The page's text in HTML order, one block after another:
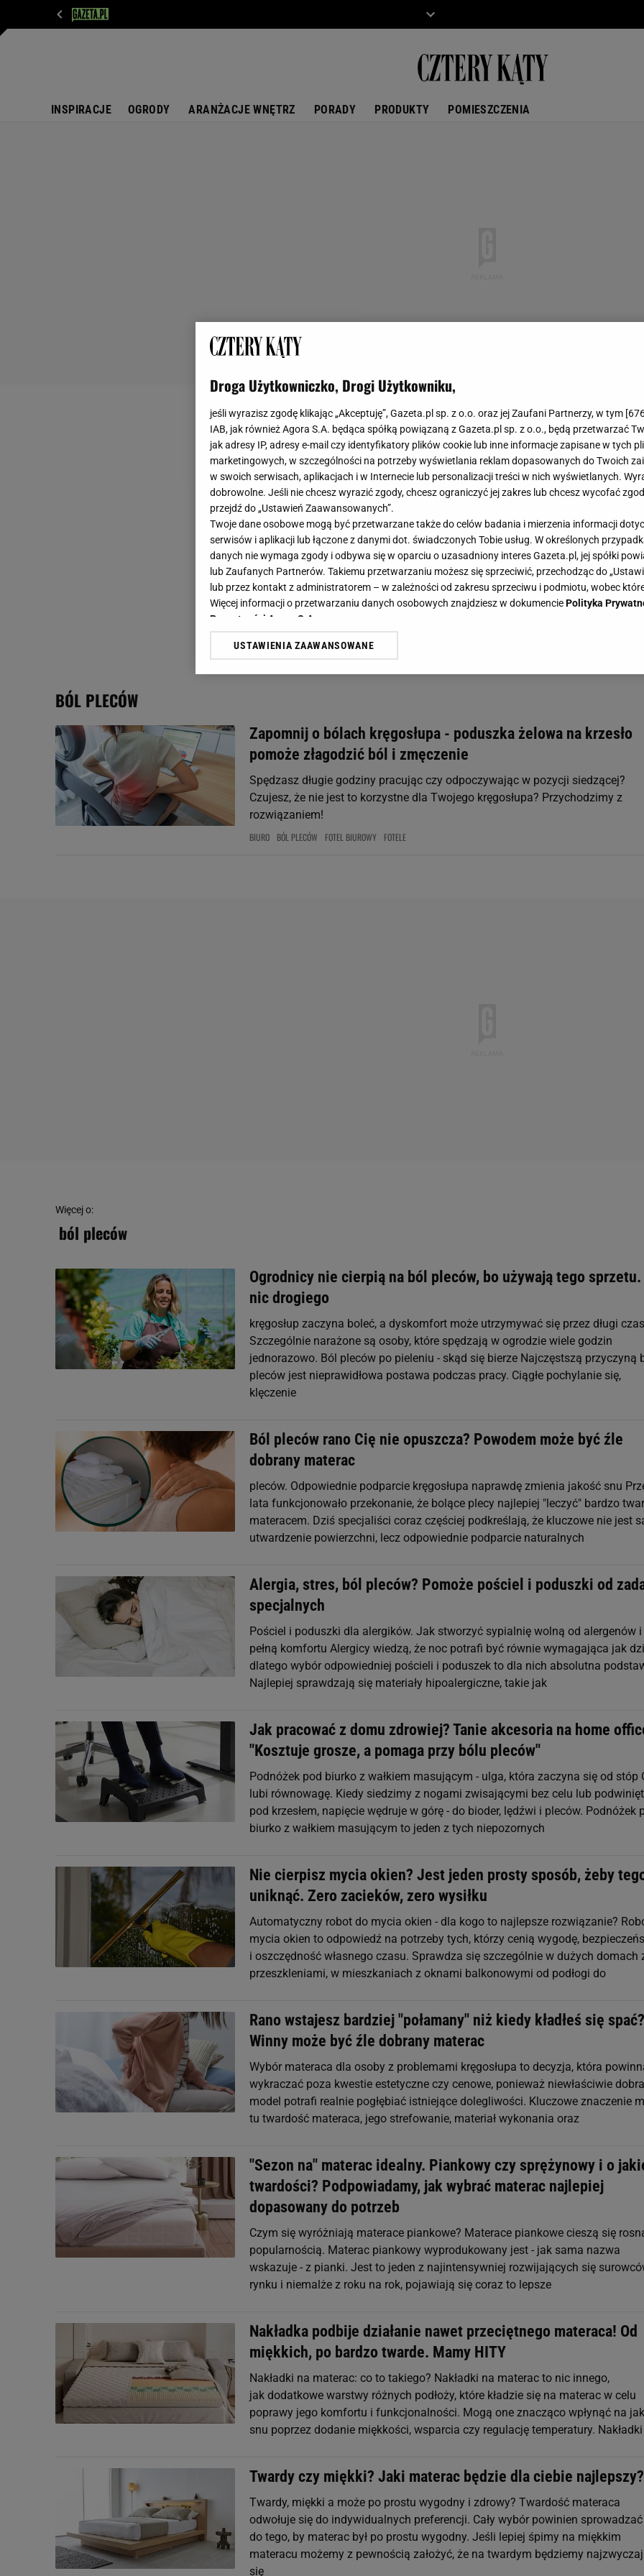
INSPIRACJE OGRODY ARANŻACJE WNĘTRZ PORADY PRODUKTY POMIESZCZENIA
BÓL PLECÓW
Zapomnij o bólach kręgosłupa - poduszka żelowa na krzesło
pomoże złagodzić ból i zmęczenie
Spędzasz długie godziny pracując czy odpoczywając w pozycji siedzącej?
Czujesz, że nie jest to korzystne dla Twojego kręgosłupa? Przychodzimy z
rozwiązaniem!
BIURO BÓL PLECÓW FOTEL BIUROWY FOTELE
Więcej o:
ból pleców
Ogrodnicy nie cierpią na ból pleców, bo używają tego sprzetu.
nic drogiego
kręgosłup zaczyna boleć, a dyskomfort może utrzymywać się przez długi
Szczególnie narażone są osoby, które spędzają w ogrodzie wiele godzin
jednorazowo. Ból pleców po pieleniu - skąd się bierze Najczęstszą przyczyną
pleców jest nieprawidłowa postawa podczas pracy. Ciągłe pochylanie się,
klęczenie
Ból pleców rano Cię nie opuszcza? Powodem może być źle
dobrany materac
pleców. Odpowiednie podparcie kręgosłupa naprawdę zmienia jakość snu
lata funkcjonowało przekonanie, że bolące plecy najlepiej "leczyć" bardzo
materacem. Dziś specjaliści coraz częściej podkreślają, że kluczowe nie jest
utwardzenie powierzchni, lecz odpowiednie podparcie naturalnych
Alergia, stres, ból pleców? Pomoże pościel i poduszki od
specjalnych
Pościel i poduszki dla alergików. Jak stworzyć sypialnię wolną od alergenów i
pełną komfortu Alergicy wiedzą, że noc potrafi być równie wymagająca jak
dlatego wybór odpowiedniej pościeli i poduszek to dla nich absolutna
Najlepiej sprawdzają się materiały hipoalergiczne, takie jak
Jak pracować z domu zdrowiej? Tanie akcesoria na home
"Kosztuje grosze, a pomaga przy bólu pleców"
Podnóżek pod biurko z wałkiem masującym - ulga, która zaczyna się od stóp
lubi równowagę. Kiedy siedzimy z nogami zwisającymi bez celu lub
pod krzesłem, napięcie wędruje w górę - do bioder, lędźwi i pleców. Podnóżek
biurko z wałkiem masującym to jeden z tych niepozornych
Nie cierpisz mycia okien? Jest jeden prosty sposób, żeby
uniknąć. Zero zacieków, zero wysiłku
Automatyczny robot do mycia okien - dla kogo to najlepsze rozwiązanie?
mycia okien to odpowiedź na potrzeby tych, którzy cenią wygodę,
i oszczędność własnego czasu. Sprawdza się szczególnie w dużych domach
przeszkleniami, w mieszkaniach z oknami balkonowymi od podłogi do
Rano wstajesz bardziej "połamany" niż kiedy kładłeś się spać?
Winny może być źle dobrany materac
Wybór materaca dla osoby z problemami kręgosłupa to decyzja, która
wykraczać poza kwestie estetyczne czy cenowe, ponieważ niewłaściwie
model potrafi realnie pogłębiać istniejące dolegliwości. Kluczowe znaczenie
tu twardość materaca, jego strefowanie, materiał wykonania oraz
"Sezon na" materac idealny. Piankowy czy sprężynowy i o
twardości? Podpowiadamy, jak wybrać materac najlepiej
dopasowany do potrzeb
Czym się wyróżniają materace piankowe? Materace piankowe cieszą się
popularnością. Materac piankowy wyprodukowany jest - jak sama nazwa
wskazuje - z pianki. Jest to jeden z najintensywniej rozwijających się
rynku i niemalże z roku na rok, pojawiają się coraz to lepsze
Nakładka podbije działanie nawet przeciętnego materaca! Od
miękkich, po bardzo twarde. Mamy HITY
Nakładki na materac: co to takiego? Nakładki na materac to nic innego,
jak dodatkowe warstwy różnych podłoży, które kładzie się na materac w celu
poprawy jego komfortu i funkcjonalności. Mogą one znacząco wpłynąć na
snu poprzez dodanie miękkości, wsparcia czy regulację temperatury. Nakładki
Twardy czy miękki? Jaki materac będzie dla ciebie najlepszy?
Twardy, miękki a może po prostu wygodny i zdrowy? Twardość materaca
odwołuje się do indywidualnych preferencji. Cały wybór powinien
do tego, by materac był po prostu wygodny. Jeśli lepiej śpimy na miękkim
materacu możemy z pewnością założyć, że na twardym będziemy
się
Droga Użytkowniczko, Drogi Użytkowniku,
jeśli wyrazisz zgodę klikając „Akceptuję”, Gazeta.pl sp. z o.o. oraz jej Zaufani Partnerzy, w tym [
IAB, jak również Agora S.A. będąca spółką powiązaną z Gazeta.pl sp. z o.o., będą przetwarzać
jak adresy IP, adresy e-mail czy identyfikatory plików cookie lub inne informacje zapisane w tych
marketingowych, w szczególności na potrzeby wyświetlania reklam dopasowanych do Twoich
w swoich serwisach, aplikacjach i w Internecie lub personalizacji treści w nich wyświetlanych.
dobrowolne. Jeśli nie chcesz wyrazić zgody, chcesz ograniczyć jej zakres lub chcesz wycofać
przejdź do „Ustawień Zaawansowanych”.
Twoje dane osobowe mogą być przetwarzane także do celów badania i mierzenia informacji
serwisów i aplikacji lub łączone z danymi dot. świadczonych Tobie usług. W określonych
danych nie wymaga zgody i odbywa się w oparciu o uzasadniony interes Gazeta.pl, jej spółki
lub Zaufanych Partnerów. Takiemu przetwarzaniu możesz się sprzeciwić, przechodząc do
lub przez kontakt z administratorem – w zależności od zakresu sprzeciwu i podmiotu, wobec
Więcej informacji o przetwarzaniu danych osobowych znajdziesz w dokumenciePolityka
Prywatności Agora S.A.
Klikając „Akceptuję” wyrażasz też zgodę na zainstalowanie i przechowywanie plików cookie
My, nasi Zaufani Partnerzy i Agora S.A. możemy przetwarzać dane osobowe w następujących
Użycie dokładnych danych geolokalizacyjnych. Aktywne skanowanie charakterystyki urządzenia
Przechowywanie informacji na urządzeniu lub dostęp do nich. Spersonalizowane reklamy i treści,
badnie odbiorców i ulepszanie usług.
Lista Zaufanych Partnerów
USTAWIENIA ZAAWANSOWANE